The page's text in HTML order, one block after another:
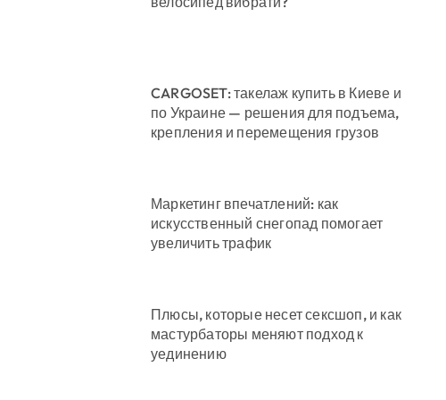
CARGOSET: такелаж купить в Киеве и
по Украине — решения для подъема,
крепления и перемещения грузов
Маркетинг впечатлений: как
искусственный снегопад помогает
увеличить трафик
Плюсы, которые несет сексшоп, и как
мастурбаторы меняют подход к
уединению